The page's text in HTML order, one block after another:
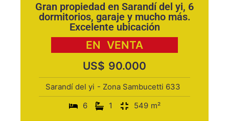
Gran propiedad en Sarandí del yi, 6
dormitorios, garaje y mucho más.
Excelente ubicación
EN VENTA
US$ 90.000
Sarandí del yi - Zona Sambucetti 633
6
1 549 m²